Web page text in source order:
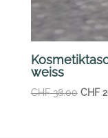
weiss
CHF38.00 CHF